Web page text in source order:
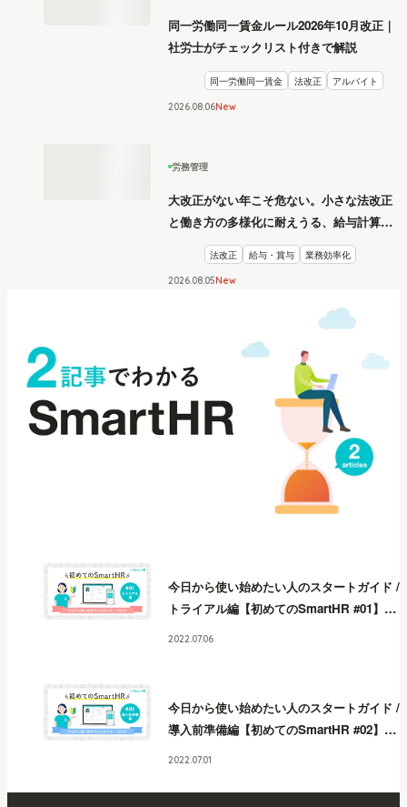
同一労働同一賃金ルール2026年10月改正｜
社労士がチェックリスト付きで解説
同一労働同一賃金 法改正 アルバイト
2026.08 06New
労務管理
大改正がない年こそ危ない。小さな法改正
と働き方の多様化に耐えうる、給与計算と
リスク管理
法改正 給与・賞与 業務効率化
2026.08 05New
今日から使い始めたい人のスタートガイド /
トライアル編【初めてのSmartHR #01】 今
日から使い始めたい人のスタートガイド /
トライアル編【初めてのSmartHR #01】 今
日から使い始めたい人のスタートガイド /
2022.07.06
今日から使い始めたい人のスタートガイド /
導入前準備編【初めてのSmartHR #02】 今
日から使い始めたい人のスタートガイド /
2022.07.01